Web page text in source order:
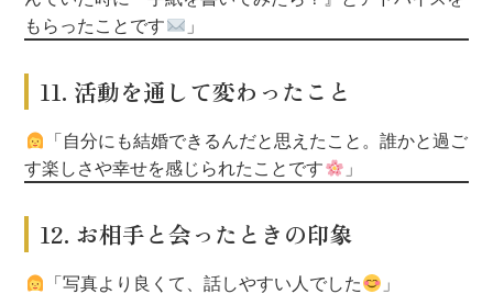
もらったことです
」
11. 活動を通して変わったこと
「自分にも結婚できるんだと思えたこと。 誰かと過ご
す楽しさや幸せを感じられたことです
」
12. お相手と会ったときの印象
「写真より良くて、話しやすい人でした 」